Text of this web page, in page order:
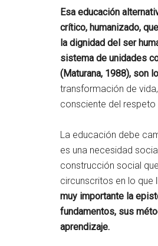
Esa educación
crítico, humanizado,
la dignidad del ser
sistema de unidades
(Maturana, 1988), son
transformación de
consciente del
La educación debe
es una necesidad
construcción social
circunscritos en lo que
muy importante la
fundamentos, sus
aprendizaje.